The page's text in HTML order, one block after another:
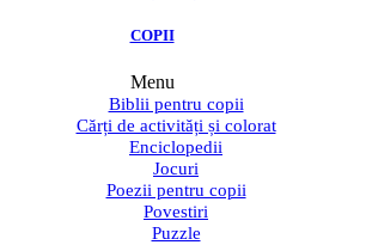
COPII
Menu
Biblii pentru copii
Cărți de activități și colorat
Enciclopedii
Jocuri
Poezii pentru copii
Povestiri
Puzzle